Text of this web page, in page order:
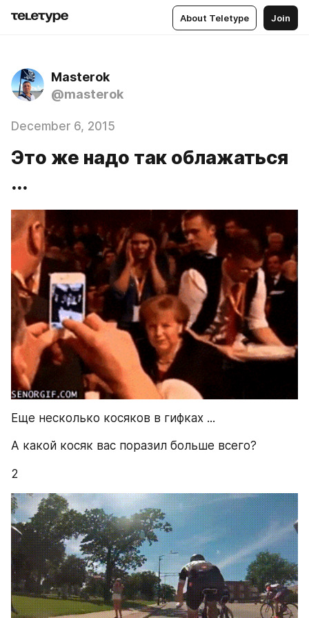
About Teletype Join
Masterok
@masterok
December 6, 2015
Это же надо так облажаться
...
Еще несколько косяков в гифках ...
А какой косяк вас поразил больше всего?
2